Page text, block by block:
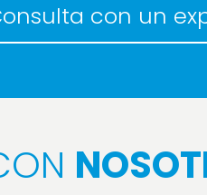
con un